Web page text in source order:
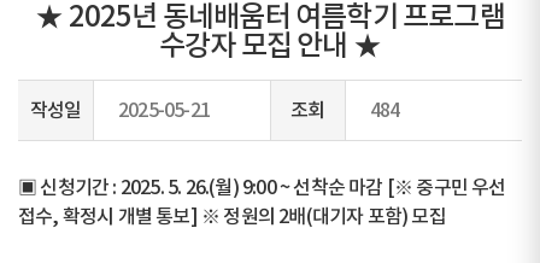
★ 2025년 동네배움터 여름학기 프로그램
수강자 모집 안내 ★
작성일 2025-05-21 조회 484
▣ 신청기간 : 2025. 5. 26.(월) 9:00 ~ 선착순 마감 [※ 중구민 우선
접수, 확정시 개별 통보] ※ 정원의 2배(대기자 포함) 모집